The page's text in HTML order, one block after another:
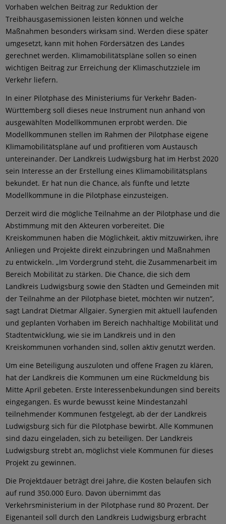
Vorhaben welchen Beitrag zur Reduktion der
Treibhausgasemissionen leisten können und welche
Maßnahmen besonders wirksam sind. Werden diese später
umgesetzt, kann mit hohen Fördersätzen des Landes
gerechnet werden. Klimamobilitätspläne sollen so einen
wichtigen Beitrag zur Erreichung der Klimaschutzziele im
Verkehr liefern.
In einer Pilotphase des Ministeriums für Verkehr Baden-
Württemberg soll dieses neue Instrument nun anhand von
ausgewählten Modellkommunen erprobt werden. Die
Modellkommunen stellen im Rahmen der Pilotphase eigene
Klimamobilitätspläne auf und profitieren vom Austausch
untereinander. Der Landkreis Ludwigsburg hat im Herbst 2020
sein Interesse an der Erstellung eines Klimamobilitätsplans
bekundet. Er hat nun die Chance, als fünfte und letzte
Modellkommune in die Pilotphase einzusteigen.
Derzeit wird die mögliche Teilnahme an der Pilotphase und die
Abstimmung mit den Akteuren vorbereitet. Die
Kreiskommunen haben die Möglichkeit, aktiv mitzuwirken, ihre
Anliegen und Projekte direkt einzubringen und Maßnahmen
zu entwickeln. „Im Vordergrund steht, die Zusammenarbeit im
Bereich Mobilität zu stärken. Die Chance, die sich dem
Landkreis Ludwigsburg sowie den Städten und Gemeinden mit
der Teilnahme an der Pilotphase bietet, möchten wir nutzen“,
sagt Landrat Dietmar Allgaier. Synergien mit aktuell laufenden
und geplanten Vorhaben im Bereich nachhaltige Mobilität und
Stadtentwicklung, wie sie im Landkreis und in den
Kreiskommunen vorhanden sind, sollen aktiv genutzt werden.
Um eine Beteiligung auszuloten und offene Fragen zu klären,
hat der Landkreis die Kommunen um eine Rückmeldung bis
Mitte April gebeten. Erste Interessenbekundungen sind bereits
eingegangen. Es wurde bewusst keine Mindestanzahl
teilnehmender Kommunen festgelegt, ab der der Landkreis
Ludwigsburg sich für die Pilotphase bewirbt. Alle Kommunen
sind dazu eingeladen, sich zu beteiligen. Der Landkreis
Ludwigsburg strebt an, möglichst viele Kommunen für dieses
Projekt zu gewinnen.
Die Projektdauer beträgt drei Jahre, die Kosten belaufen sich
auf rund 350.000 Euro. Davon übernimmt das
Verkehrsministerium in der Pilotphase rund 80 Prozent. Der
Eigenanteil soll durch den Landkreis Ludwigsburg erbracht